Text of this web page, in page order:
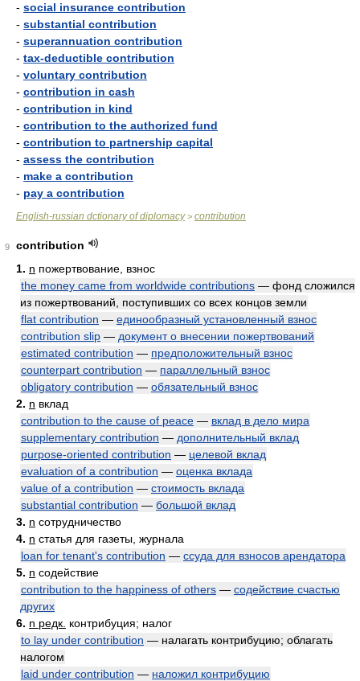
- social insurance contribution
- substantial contribution
- superannuation contribution
- tax-deductible contribution
- voluntary contribution
- contribution in cash
- contribution in kind
- contribution to the authorized fund
- contribution to partnership capital
- assess the contribution
- make a contribution
- pay a contribution
English-russian dctionary of diplomacy> contribution
9
contribution
1. n пожертвование, взнос
the money came from worldwide contributions — фонд сложился
из пожертвований, поступивших со всех концов земли
flat contribution — единообразный установленный взнос
contribution slip — документ о внесении пожертвований
estimated contribution — предположительный взнос
counterpart contribution — параллельный взнос
obligatory contribution — обязательный взнос
2. n вклад
contribution to the cause of peace — вклад в дело мира
supplementary contribution — дополнительный вклад
purpose-oriented contribution — целевой вклад
evaluation of a contribution — оценка вклада
value of a contribution — стоимость вклада
substantial contribution — большой вклад
3. n сотрудничество
4. n статья для газеты, журнала
loan for tenant's contribution — ссуда для взносов арендатора
5. n содействие
contribution to the happiness of others — содействие счастью
других
6. n редк. контрибуция; налог
to lay under contribution — налагать контрибуцию; облагать
налогом
laid under contribution — наложил контрибуцию